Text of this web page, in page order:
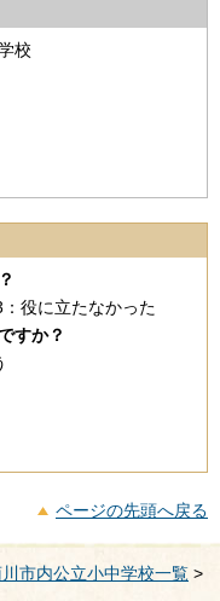
校
：役に立たなかった
すか？
ページの先頭へ戻る
市内公立小中学校一覧 >